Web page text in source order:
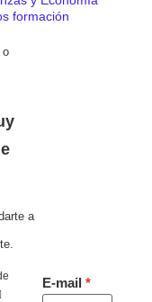
formación
o
a
E-mail